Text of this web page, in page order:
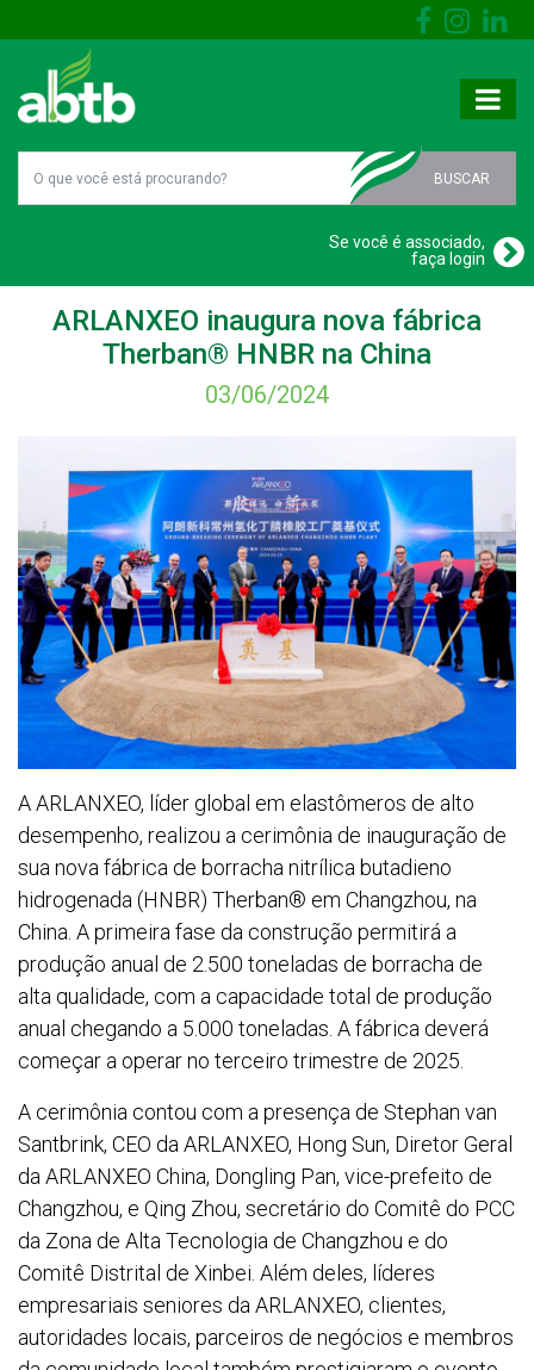
BUSCAR
Se você é associado,
faça login
ARLANXEO inaugura nova fábrica
Therban® HNBR na China
03/06/2024
A ARLANXEO, líder global em elastômeros de alto
desempenho, realizou a cerimônia de inauguração de
sua nova fábrica de borracha nitrílica butadieno
hidrogenada (HNBR) Therban® em Changzhou, na
China. A primeira fase da construção permitirá a
produção anual de 2.500 toneladas de borracha de
alta qualidade, com a capacidade total de produção
anual chegando a 5.000 toneladas. A fábrica deverá
começar a operar no terceiro trimestre de 2025.
A cerimônia contou com a presença de Stephan van
Santbrink, CEO da ARLANXEO, Hong Sun, Diretor Geral
da ARLANXEO China, Dongling Pan, vice-prefeito de
Changzhou, e Qing Zhou, secretário do Comitê do PCC
da Zona de Alta Tecnologia de Changzhou e do
Comitê Distrital de Xinbei. Além deles, líderes
empresariais seniores da ARLANXEO, clientes,
autoridades locais, parceiros de negócios e membros